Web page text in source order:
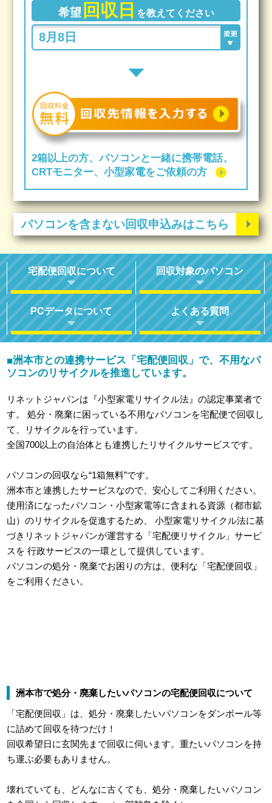
希望 回収日 を教えてください
2箱以上の方、パソコンと一緒に携帯電話、
CRTモニター、小型家電をご依頼の方
パソコンを含まない回収申込みはこちら
宅配便回収について 回収対象のパソコン
PCデータについて よくある質問
■洲本市との連携サービス「宅配便回収」で、不用なパ
ソコンのリサイクルを推進しています。
リネットジャパンは『小型家電リサイクル法』の認定事業者で
す。
処分・廃棄に困っている不用なパソコンを宅配便で回収し
て、リサイクルを行っています。
全国700以上の自治体とも連携したリサイクルサービスです。
パソコンの回収なら“1箱無料”です。
洲本市と連携したサービスなので、安心してご利用ください。
使用済になったパソコン・小型家電等に含まれる資源（都市鉱
山）のリサイクルを促進するため、
小型家電リサイクル法に基
づきリネットジャパンが運営する「宅配便リサイクル」サービ
スを 行政サービスの一環として提供しています。
パソコンの処分・廃棄でお困りの方は、便利な「宅配便回収」
をご利用ください。
洲本市で処分・廃棄したいパソコンの宅配便回収について
「宅配便回収」は、処分・廃棄したいパソコンをダンボール等
に詰めて回収を待つだけ！
回収希望日に玄関先まで回収に伺います。重たいパソコンを持
ち運ぶ必要もありません。
壊れていても、どんなに古くても、処分・廃棄したいパソコン